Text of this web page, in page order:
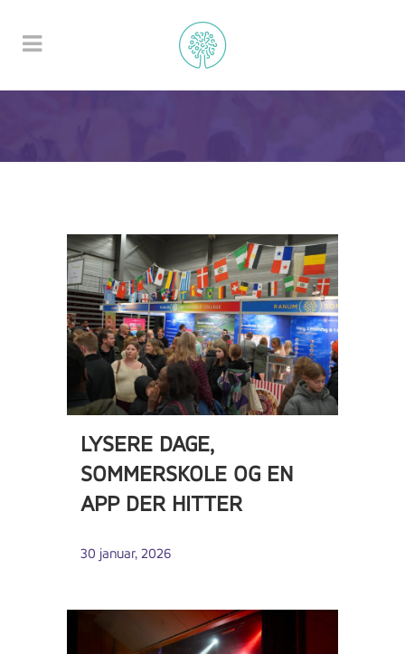
LYSERE DAGE,
SOMMERSKOLE OG EN
APP DER HITTER
30 januar, 2026